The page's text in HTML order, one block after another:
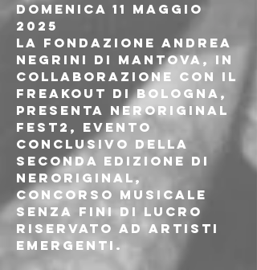
Domenica 11 maggio
2025
la Fondazione Andrea
Negrini di Mantova, in
collaborazione con il
Freakout di Bologna,
presenta nerOriginal
Fest2, evento
conclusivo della
seconda edizione di
nerOriginal,
concorso musicale
senza fini di lucro
riservato ad artisti
emergenti.